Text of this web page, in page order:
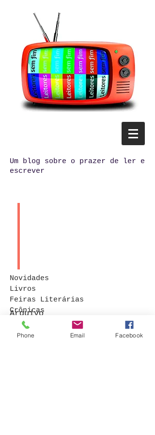
Um blog sobre o prazer de ler e
escrever
Novidades
Livros
Feiras Literárias
Crônicas
Contos
Arquivo
Procurar por tags
Phone Email Facebook